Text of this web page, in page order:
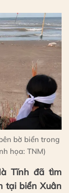
bờ biển trong
họa: TNM)
Tĩnh đã tìm
tại biển Xuân